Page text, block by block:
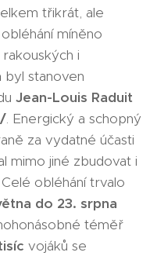
třikrát, ale
míněno
i
byl stanoven
Jean-Louis Raduit
. Energický a schopný
za vydatné účasti
mimo jiné zbudovat i
obléhání trvalo
do 23. srpna
téměř
vojáků se